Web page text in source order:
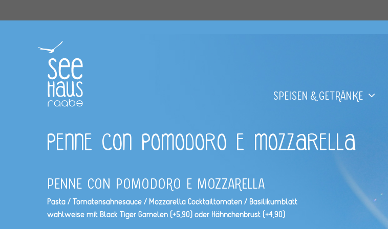
Inhalt
Speisen & Getränke
PENNE CON POMODORO E MOZZARELLA
Penne con pomodoro e mozzarella
Pas­ta / Tomaten­sah­ne­sauce / Moz­zarel­la Cock­tail­to­mat­en / Basilikumblatt
wahlweise mit Black Tiger Gar­ne­len (+5,90) oder Häh­nchen­brust (+4,90)